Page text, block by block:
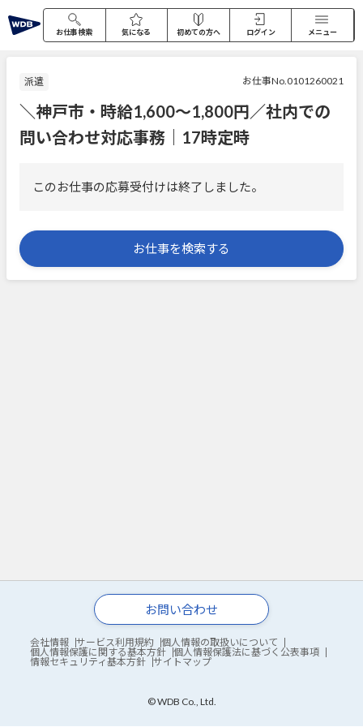
お仕事検索 気になる 初めての方へ ログイン メニュー
派遣 お仕事No.0101260021
＼神戸市・時給1,600～1,800円／社内での
問い合わせ対応事務｜17時定時
このお仕事の応募受付けは終了しました。
お仕事を検索する
お問い合わせ
会社情報 サービス利用規約
個人情報の取扱いについて
個人情報保護に関する基本方針
個人情報保護法に基づく公表事項
情報セキュリティ基本方針
サイトマップ
© WDB Co., Ltd.